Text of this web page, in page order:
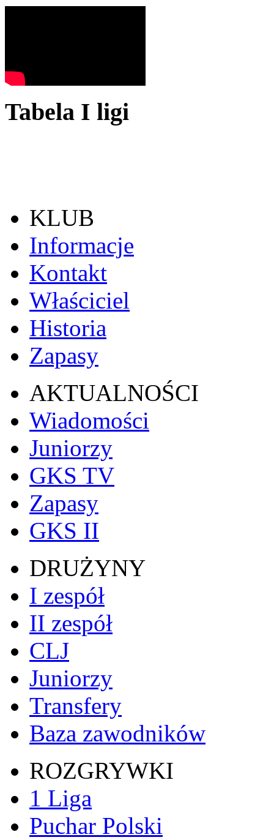
Tabela I ligi
KLUB
Informacje
Kontakt
Właściciel
Historia
Zapasy
AKTUALNOŚCI
Wiadomości
Juniorzy
GKS TV
Zapasy
GKS II
DRUŻYNY
I zespół
II zespół
CLJ
Juniorzy
Transfery
Baza zawodników
ROZGRYWKI
1 Liga
Puchar Polski